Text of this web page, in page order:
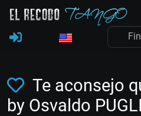
Te aconsejo
by Osvaldo